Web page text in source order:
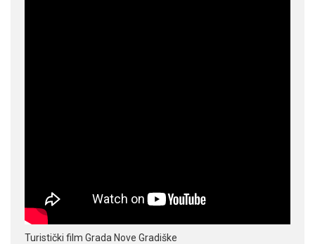
Turistički film Grada Nove Gradiške